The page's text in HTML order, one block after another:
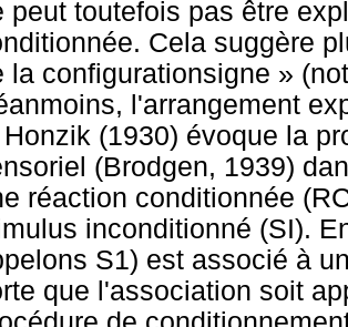
peut toutefois pas être
Cela suggère
la configurationsigne »
l'arrangement
(1930) évoque la
(Brodgen, 1939)
réaction conditionnée
inconditionné (SI).
S1) est associé à
que l'association soit